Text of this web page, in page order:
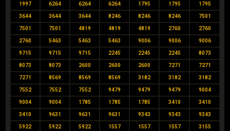
1997 6264 6264 6264 1795 1795 1795
3644 3644 3644 8246 8246 8246 7501
7501 7501 4819 4819 4819 2760 2760
2760 5463 5463 5463 9006 9006 9006
9715 9715 9715 2245 2245 2245 8073
8073 8073 2600 2600 2600 7271 7271
7271 8569 8569 8569 3182 3182 3182
7552 7552 7552 9479 9479 9479 9004
9004 9004 1785 1785 1785 3410 3410
3410 9631 9631 9631 9343 9343 9343
5922 5922 5922 1557 1557 1557 3155